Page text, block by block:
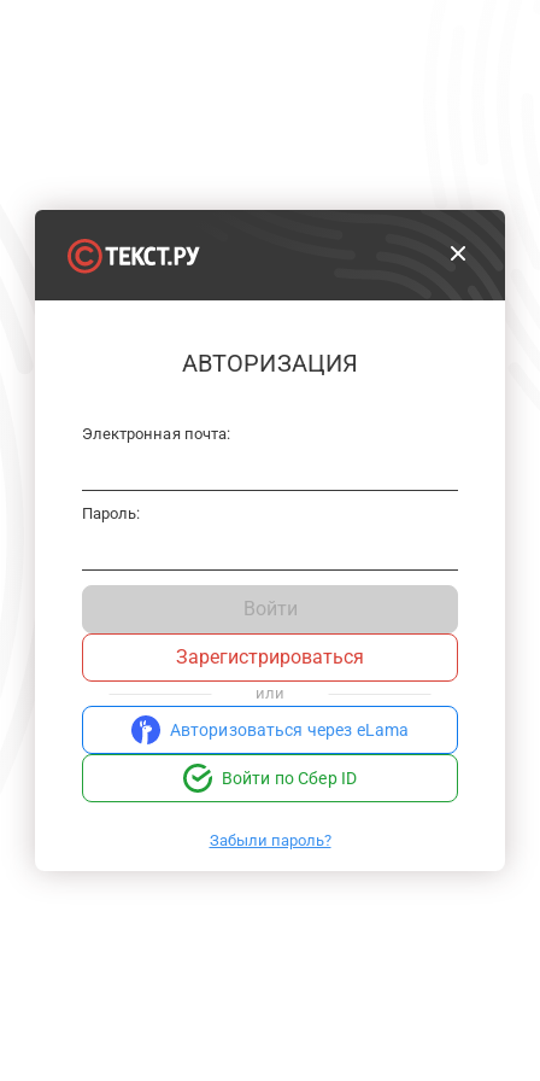
АВТОРИЗАЦИЯ
Электронная почта:
Пароль:
Войти
Зарегистрироваться
или
Авторизоваться через eLama
Войти по Сбер ID
Забыли пароль?